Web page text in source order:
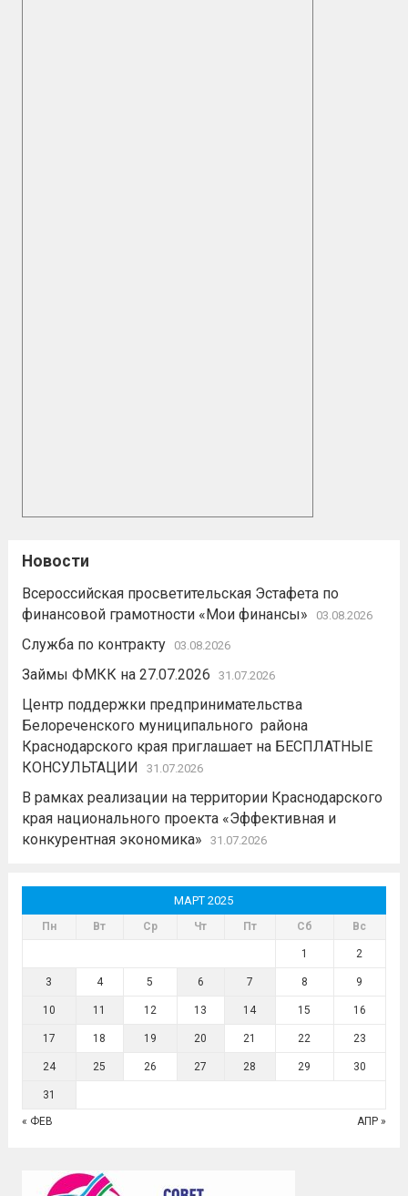
Новости
Всероссийская просветительская Эстафета по
финансовой грамотности «Мои финансы»
03.08.2026
Служба по контракту 03.08.2026
Займы ФМКК на 27.07.2026 31.07.2026
Центр поддержки предпринимательства
Белореченского муниципального района
Краснодарского края приглашает на БЕСПЛАТНЫЕ
КОНСУЛЬТАЦИИ
31.07.2026
В рамках реализации на территории Краснодарского
края национального проекта «Эффективная и
конкурентная экономика»
31.07.2026
МАРТ 2025
Пн Вт Ср Чт Пт Сб Вс
1 2
3 4 5 6 7 8 9
10 11 12 13 14 15 16
17 18 19 20 21 22 23
24 25 26 27 28 29 30
31
« ФЕВ АПР »